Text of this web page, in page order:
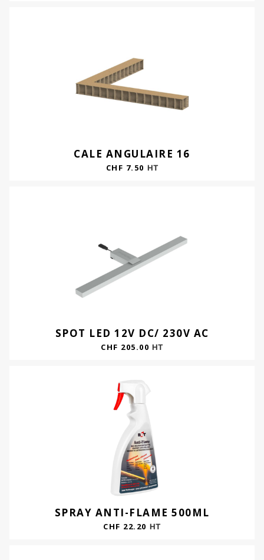
CALE ANGULAIRE 16
CHF 7.50 HT
SPOT LED 12V DC/ 230V AC
CHF 205.00 HT
SPRAY ANTI-FLAME 500ML
CHF 22.20 HT